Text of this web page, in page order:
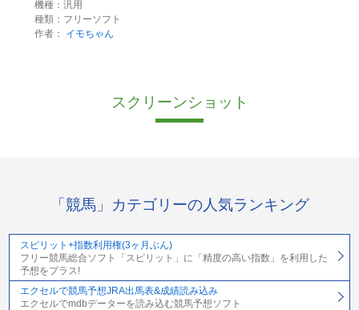
機種：汎用
種類：フリーソフト
作者：
イモちゃん
スクリーンショット
「競馬」カテゴリーの人気ランキング
スピリット+指数利用権(3ヶ月ぶん)
フリー競馬総合ソフト「スピリット」に「精度の高い指数」を利用した
予想をプラス!
エクセルで競馬予想JRA出馬表&成績読み込み
エクセルでmdbデーターを読み込む競馬予想ソフト